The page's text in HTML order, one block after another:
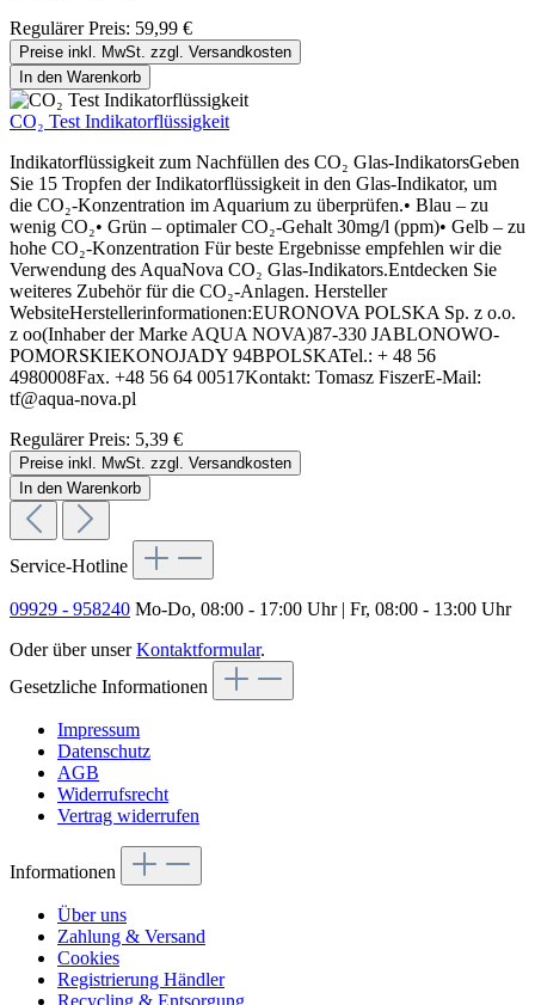
Regulärer Preis: 59,99 €
Preise inkl. MwSt. zzgl. Versandkosten
In den Warenkorb
CO₂ Test Indikatorflüssigkeit
Indikatorflüssigkeit zum Nachfüllen des CO₂ Glas-IndikatorsGeben
Sie 15 Tropfen der Indikatorflüssigkeit in den Glas-Indikator, um
die CO₂-Konzentration im Aquarium zu überprüfen.• Blau – zu
wenig CO₂• Grün – optimaler CO₂-Gehalt 30mg/l (ppm)• Gelb – zu
hohe CO₂-Konzentration Für beste Ergebnisse empfehlen wir die
Verwendung des AquaNova CO₂ Glas-Indikators.Entdecken Sie
weiteres Zubehör für die CO₂-Anlagen. Hersteller
WebsiteHerstellerinformationen:EURONOVA POLSKA Sp. z o.o.
z oo(Inhaber der Marke AQUA NOVA)87-330 JABLONOWO-
POMORSKIEKONOJADY 94BPOLSKATel.: + 48 56
4980008Fax. +48 56 64 00517Kontakt: Tomasz FiszerE-Mail:
tf@aqua-nova.pl
Regulärer Preis: 5,39 €
Preise inkl. MwSt. zzgl. Versandkosten
In den Warenkorb
Service-Hotline
09929 - 958240 Mo-Do, 08:00 - 17:00 Uhr | Fr, 08:00 - 13:00 Uhr
Oder über unserKontaktformular.
Gesetzliche Informationen
Impressum
Datenschutz
AGB
Widerrufsrecht
Vertrag widerrufen
Informationen
Über uns
Zahlung & Versand
Cookies
Registrierung Händler